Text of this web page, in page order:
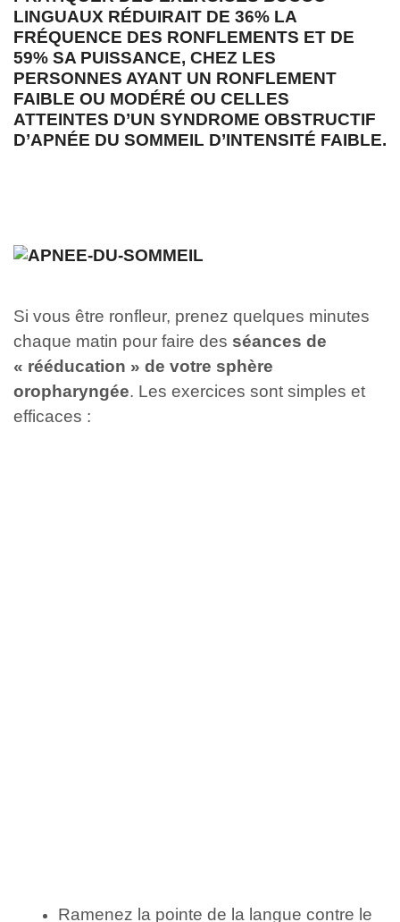
LINGUAUX RÉDUIRAIT DE 36% LA
FRÉQUENCE DES RONFLEMENTS ET DE
59% SA PUISSANCE, CHEZ LES
PERSONNES AYANT UN RONFLEMENT
FAIBLE OU MODÉRÉ OU CELLES
ATTEINTES D’UN SYNDROME OBSTRUCTIF
D’APNÉE DU SOMMEIL D’INTENSITÉ FAIBLE.
Si vous être ronfleur, prenez quelques minutes
chaque matin pour faire des séances de
« rééducation » de votre sphère
oropharyngée. Les exercices sont simples et
efficaces :
Ramenez la pointe de la langue contre le